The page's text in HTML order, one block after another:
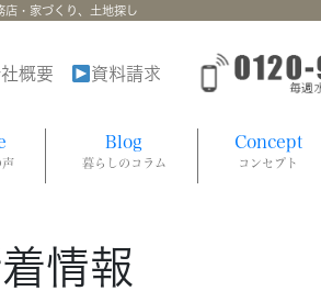
・家づくり、土地探し
概要 資料請求
Blog
暮らしのコラム
Concept
コンセプト
情報